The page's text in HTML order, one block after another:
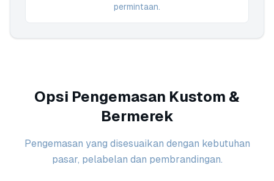
permintaan.
Opsi Pengemasan Kustom &
Bermerek
Pengemasan yang disesuaikan dengan kebutuhan
pasar, pelabelan dan pembrandingan.